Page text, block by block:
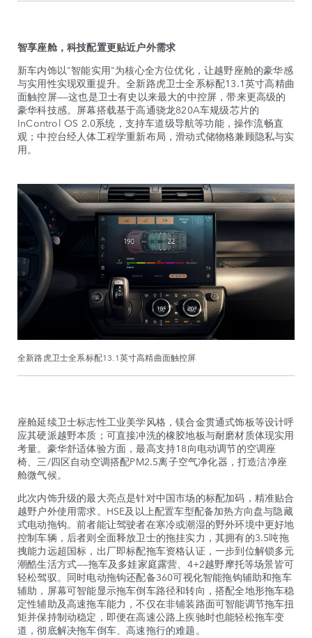
智享座舱，科技配置更贴近户外需求
新车内饰以"智能实用"为核心全方位优化，让越野座舱的豪华感
与实用性实现双重提升。全新路虎卫士全系标配13.1英寸高精曲
面触控屏——这也是卫士有史以来最大的中控屏，带来更高级的
豪华科技感。屏幕搭载基于高通骁龙820A车规级芯片的
InControl OS 2.0系统，支持车道级导航等功能，操作流畅直
观；中控台经人体工程学重新布局，滑动式储物格兼顾隐私与实
用。
全新路虎卫士全系标配13.1英寸高精曲面触控屏
座舱延续卫士标志性工业美学风格，镁合金贯通式饰板等设计呼
应其硬派越野本质；可直接冲洗的橡胶地板与耐磨材质体现实用
考量。豪华舒适体验方面，最高支持18向电动调节的空调座
椅、三/四区自动空调搭配PM2.5离子空气净化器，打造洁净座
舱微气候。
此次内饰升级的最大亮点是针对中国市场的标配加码，精准贴合
越野户外使用需求。HSE及以上配置车型配备加热方向盘与隐藏
式电动拖钩。前者能让驾驶者在寒冷或潮湿的野外环境中更好地
控制车辆，后者则全面释放卫士的拖挂实力，其拥有的3.5吨拖
拽能力远超国标，出厂即标配拖车资格认证，一步到位解锁多元
潮酷生活方式——拖车及多娃家庭露营、4+2越野摩托等场景皆可
轻松驾驭。同时电动拖钩还配备360可视化智能拖钩辅助和拖车
辅助，屏幕可智能显示拖车倒车路径和转向，搭配全地形拖车稳
定性辅助及高速拖车能力，不仅在非铺装路面可智能调节拖车扭
矩并保持制动稳定，即便在高速公路上疾驰时也能轻松拖车变
道，彻底解决拖车倒车、高速拖行的难题。